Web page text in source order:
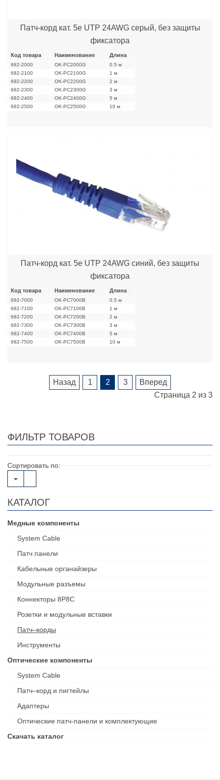
Патч-корд кат. 5е UTP 24AWG серый, без защиты
фиксатора
Код товара Наименование Длина
682-2000 OK-PC2000G
0.5 м
682-2100
OK-PC2100G
1 м
682-2200
OK-PC2200G
2 м
682-2300
OK-PC2300G
3 м
682-2400
OK-PC2400G
5 м
682-2500
OK-PC2500G 10 м
Патч-корд кат. 5е UTP 24AWG синий, без защиты
фиксатора
Код товара Наименование Длина
682-7000 OK-PC7000B
0.5 м
682-7100
OK-PC7100B
1 м
682-7200
OK-PC7200B
2 м
682-7300
OK-PC7300B
3 м
682-7400
OK-PC7400B
5 м
682-7500
OK-PC7500B 10 м
Назад 1 2 3
Вперед
Страница 2 из 3
ФИЛЬТР ТОВАРОВ
Сортировать по:
КАТАЛОГ
Медные компоненты
System Cable
Патч панели
Кабельные органайзеры
Модульные разъемы
Коннекторы 8P8C
Розетки и модульные вставки
Патч–корды
Инструменты
Оптические компоненты
System Cable
Патч–корд и пигтейлы
Адаптеры
Оптические патч-панели и комплектующие
Скачать каталог